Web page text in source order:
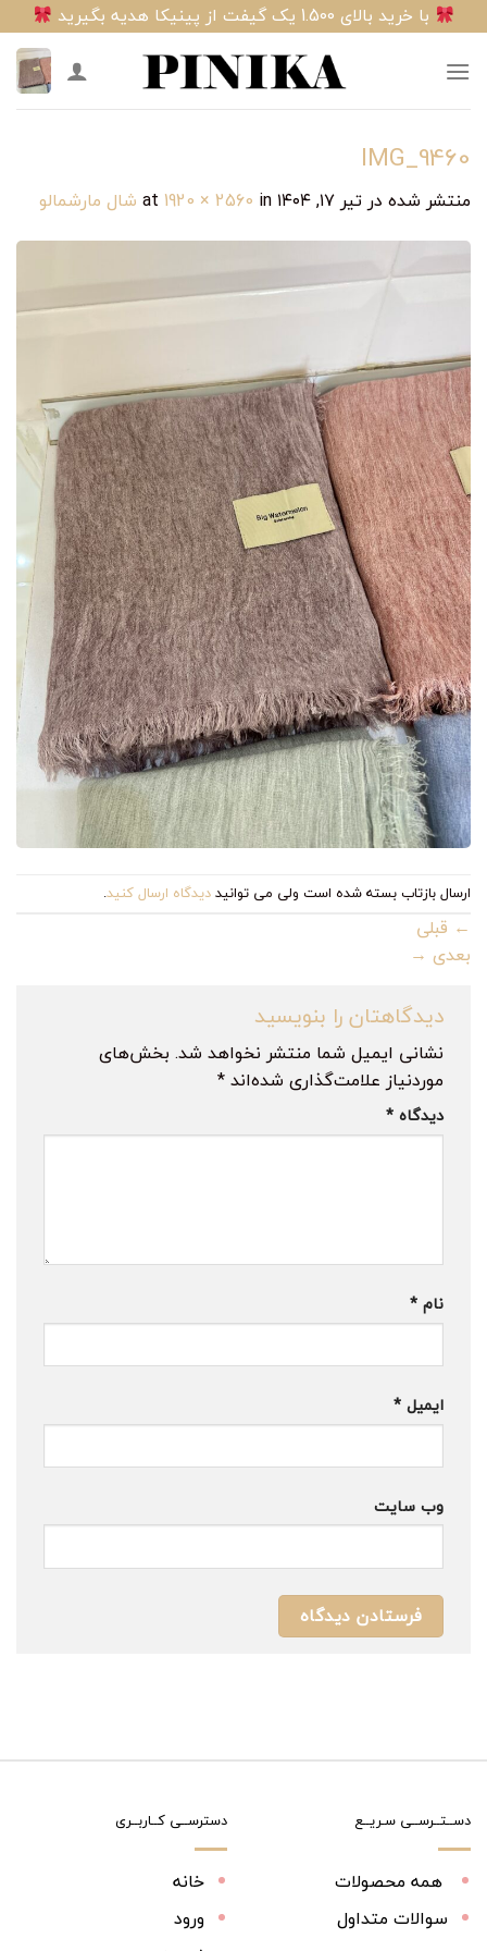
to
content
با خرید بالای 1.500 یک گیفت از پینیکا هدیه بگیرید
IMG_9460
منتشر شده درتیر ۱۷, ۱۴۰۴ 1920 × 2560 in شال مارشمالو
ارسال بازتاب بسته شده است ولی می توانیددیدگاه ارسال کنید.
← قبلی
بعدی →
دیدگاهتان را بنویسید
نشانی ایمیل شما منتشر نخواهد شد. بخش‌های
موردنیاز علامت‌گذاری شده‌اند*
دیدگاه *
نام *
ایمیل *
وب‌ سایت
دســتــرســی سـریــع
همه محصولات
سوالات متداول
دسترســی کــاربــری
خانه
ورود